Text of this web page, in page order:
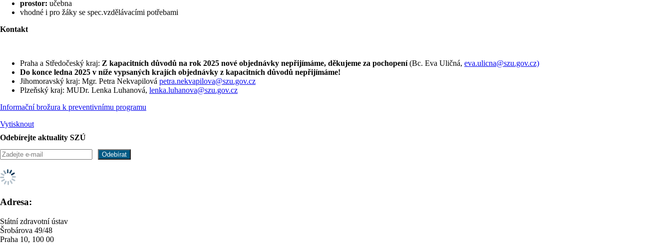
prostor: učebna
vhodné i pro žáky se spec.vzdělávacími potřebami
Kontakt
Praha a Středočeský kraj: Z kapacitních důvodů na rok 2025 nové objednávky nepřijímáme, děkujeme za pochopení(Bc. Eva Uličná, eva.ulicna@szu.gov.cz)
Do konce ledna 2025 v níže vypsaných krajích objednávky z kapacitních důvodů nepřijímáme!
Jihomoravský kraj: Mgr. Petra Nekvapilová petra.nekvapilova@szu.gov.cz
Plzeňský kraj: MUDr. Lenka Luhanová, lenka.luhanova@szu.gov.cz
Informační brožura k preventivnímu programu
Vytisknout
Odebírejte aktuality SZÚ
Adresa:
Státní zdravotní ústav
Šrobárova 49/48
Praha 10, 100 00